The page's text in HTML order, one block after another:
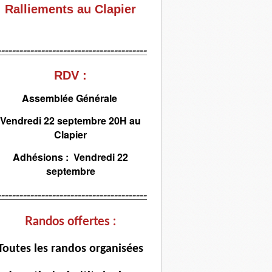
Ralliements au Clapier
RDV :
Assemblée Générale
Vendredi 22 septembre 20H au
Clapier
Adhésions : Vendredi 22
septembre
Randos offertes :
outes les randos organisées